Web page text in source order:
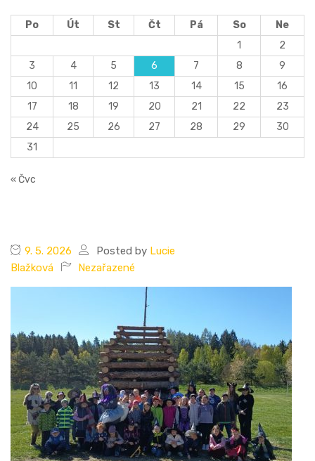
Po Út St Čt Pá So
Ne
1
2
3
4 5 6 7 8
9
10
11 12 13 14 15
16
17
18 19 20 21 22
23
24
25 26 27 28 29
30
31
« Čvc
9. 5. 2026 Posted by Lucie
Blažková
Nezařazené